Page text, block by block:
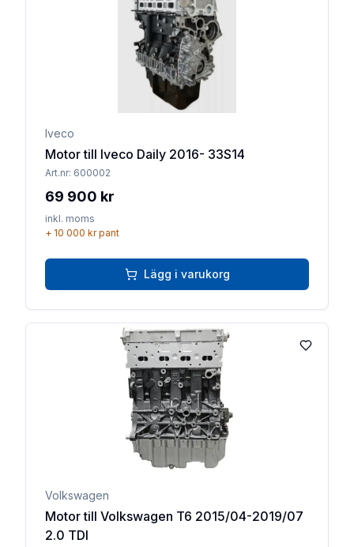
Iveco
Motor till Iveco Daily 2016- 33S14
Art.nr: 600002
69 900 kr
inkl. moms
+ 10 000 krpant
Lägg i varukorg
Lägg till
Volkswagen
Motor till Volkswagen T6 2015/04-2019/07
2.0 TDI